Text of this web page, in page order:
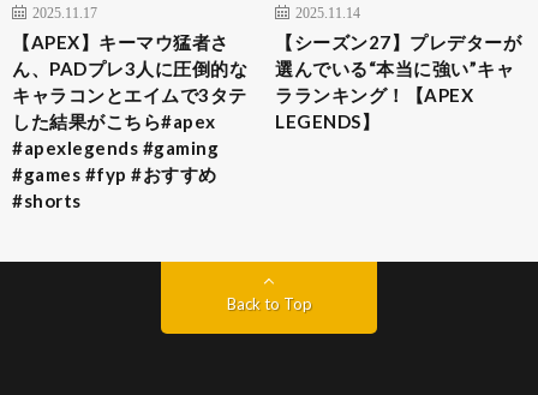
2025.11.17
【APEX】キーマウ猛者さ
ん、PADプレ3人に圧倒的な
キャラコンとエイムで3タテ
した結果がこちら#apex
#apexlegends #gaming
#games #fyp #おすすめ
#shorts
2025.11.14
【シーズン27】プレデターが
選んでいる“本当に強い”キャ
ラランキング！【APEX
LEGENDS】
Back to Top